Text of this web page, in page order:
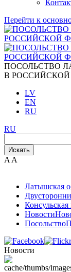
Перейти к
ПОСОЛЬСТВО
В
LV
EN
RU
RU
Искать
A A
Латышская
Новости
Посольство
Новости